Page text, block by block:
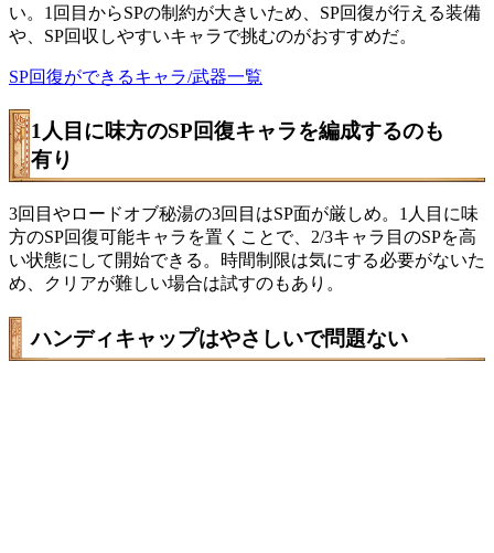
い。1回目からSPの制約が大きいため、SP回復が行える装備
や、SP回収しやすいキャラで挑むのがおすすめだ。
SP回復ができるキャラ/武器一覧
1人目に味方のSP回復キャラを編成するのも
有り
3回目やロードオブ秘湯の3回目はSP面が厳しめ。1人目に味
方のSP回復可能キャラを置くことで、2/3キャラ目のSPを高
い状態にして開始できる。時間制限は気にする必要がないた
め、クリアが難しい場合は試すのもあり。
ハンディキャップはやさしいで問題ない